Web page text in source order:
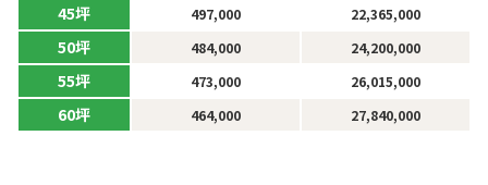
45坪 497,000 22,365,000
50坪 484,000 24,200,000
55坪 473,000 26,015,000
60坪 464,000 27,840,000